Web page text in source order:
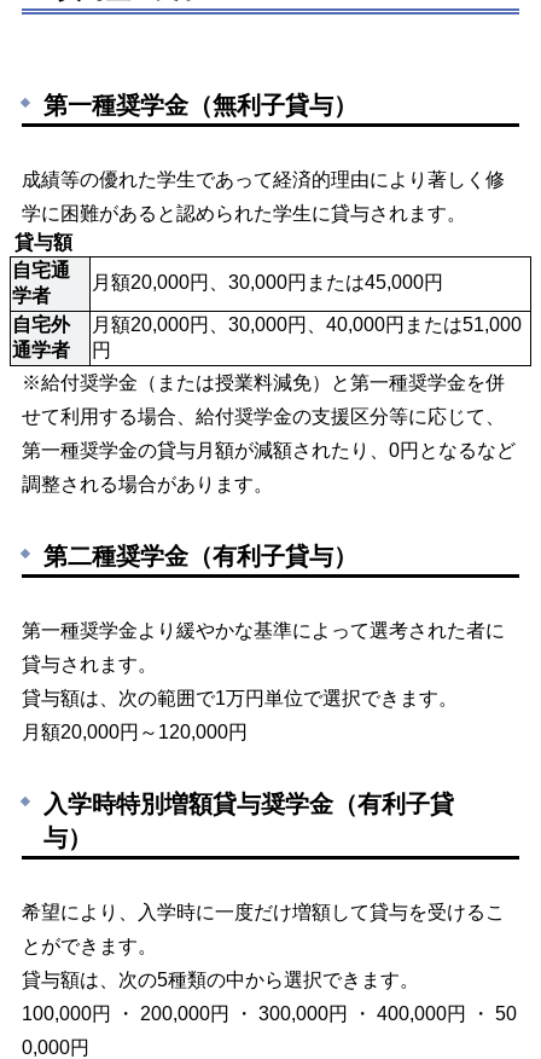
第一種奨学金（無利子貸与）
成績等の優れた学生であって経済的理由により著しく修
学に困難があると認められた学生に貸与されます。
貸与額
自宅通
学者
月額20,000円、30,000円または45,000円
自宅外
通学者
月額20,000円、30,000円、40,000円または51,000
円
※給付奨学金（または授業料減免）と第一種奨学金を併
せて利用する場合、給付奨学金の支援区分等に応じて、
第一種奨学金の貸与月額が減額されたり、0円となるなど
調整される場合があります。
第二種奨学金（有利子貸与）
第一種奨学金より緩やかな基準によって選考された者に
貸与されます。
貸与額は、次の範囲で1万円単位で選択できます。
月額20,000円～120,000円
入学時特別増額貸与奨学金（有利子貸
与）
希望により、入学時に一度だけ増額して貸与を受けるこ
とができます。
貸与額は、次の5種類の中から選択できます。
100,000円 ・ 200,000円 ・ 300,000円 ・ 400,000円 ・ 50
0,000円